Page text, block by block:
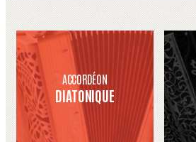
ACCORDÉON
DIATONIQUE